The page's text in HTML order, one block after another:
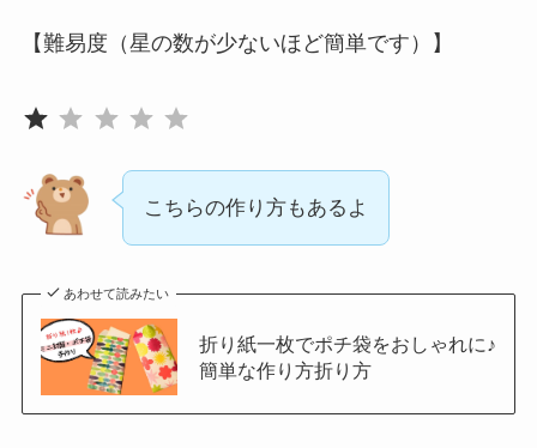
【難易度（星の数が少ないほど簡単です）】
⭐
こちらの作り方もあるよ
あわせて読みたい
折り紙一枚でポチ袋をおしゃれに♪
簡単な作り方折り方